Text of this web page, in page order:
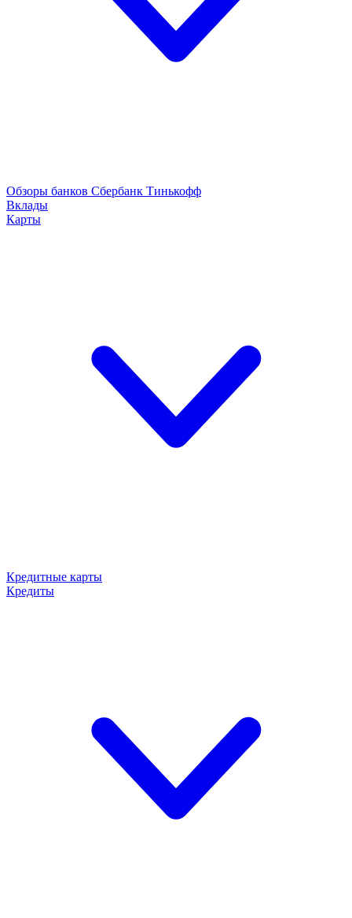
Обзоры банков Сбербанк Тинькофф
Вклады
Карты
Кредитные карты
Кредиты